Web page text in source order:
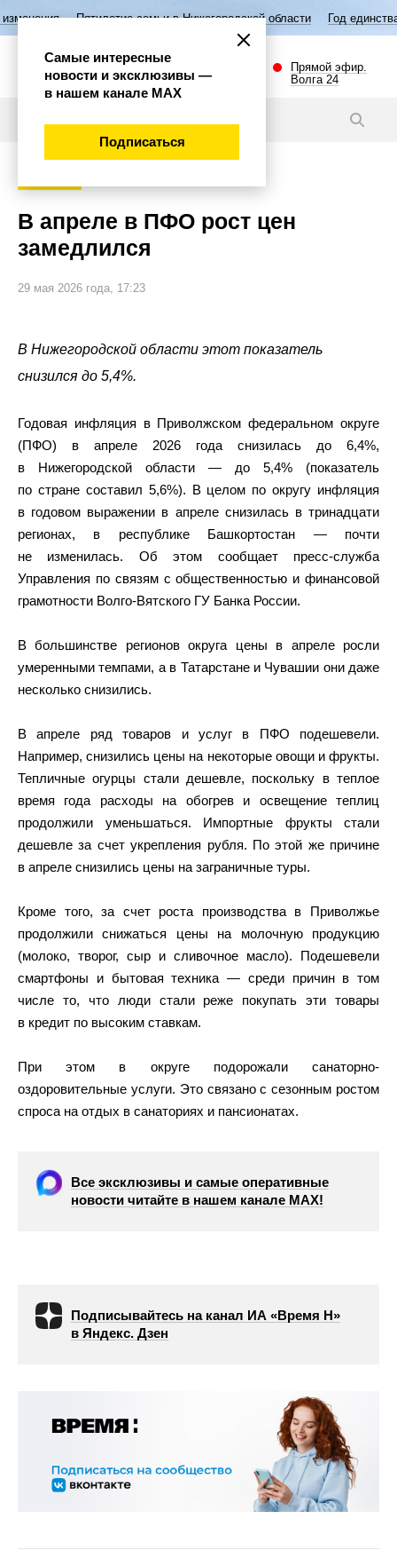
семьи в Нижегородской области Год единства народов
Прямой эфир.
Волга 24
В апреле в ПФО рост цен
замедлился
29 мая 2026 года, 17:23
В Нижегородской области этот показатель
снизился до 5,4%.
Годовая инфляция в Приволжском федеральном округе
(ПФО) в апреле 2026 года снизилась до 6,4%,
в Нижегородской области — до 5,4% (показатель
по стране составил 5,6%). В целом по округу инфляция
в годовом выражении в апреле снизилась в тринадцати
регионах, в республике Башкортостан — почти
не изменилась. Об этом сообщает пресс-служба
Управления по связям с общественностью и финансовой
грамотности Волго-Вятского ГУ Банка России.
В большинстве регионов округа цены в апреле росли
умеренными темпами, а в Татарстане и Чувашии они даже
несколько снизились.
В апреле ряд товаров и услуг в ПФО подешевели.
Например, снизились цены на некоторые овощи и фрукты.
Тепличные огурцы стали дешевле, поскольку в теплое
время года расходы на обогрев и освещение теплиц
продолжили уменьшаться. Импортные фрукты стали
дешевле за счет укрепления рубля. По этой же причине
в апреле снизились цены на заграничные туры.
Кроме того, за счет роста производства в Приволжье
продолжили снижаться цены на молочную продукцию
(молоко, творог, сыр и сливочное масло). Подешевели
смартфоны и бытовая техника — среди причин в том
числе то, что люди стали реже покупать эти товары
в кредит по высоким ставкам.
При этом в округе подорожали санаторно-
оздоровительные услуги. Это связано с сезонным ростом
спроса на отдых в санаториях и пансионатах.
Все эксклюзивы и самые оперативные
новости читайте в нашем канале МАХ!
Подписывайтесь на канал ИА «Время Н»
в Яндекс. Дзен
Самые интересные
новости и эксклюзивы —
в нашем канале МАХ
Подписаться